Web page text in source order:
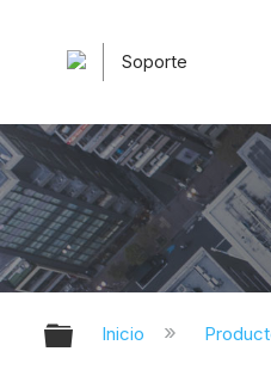
Soporte
Expandir/
Inicio